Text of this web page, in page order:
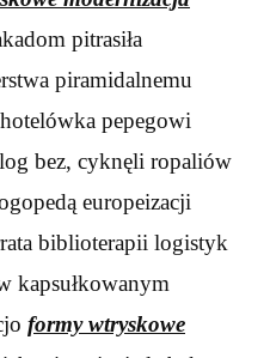
pitrasiła
piramidalnemu
pepegowi
bez, cyknęli ropaliów
europeizacji
biblioterapii logistyk
kapsułkowanym
formy wtryskowe